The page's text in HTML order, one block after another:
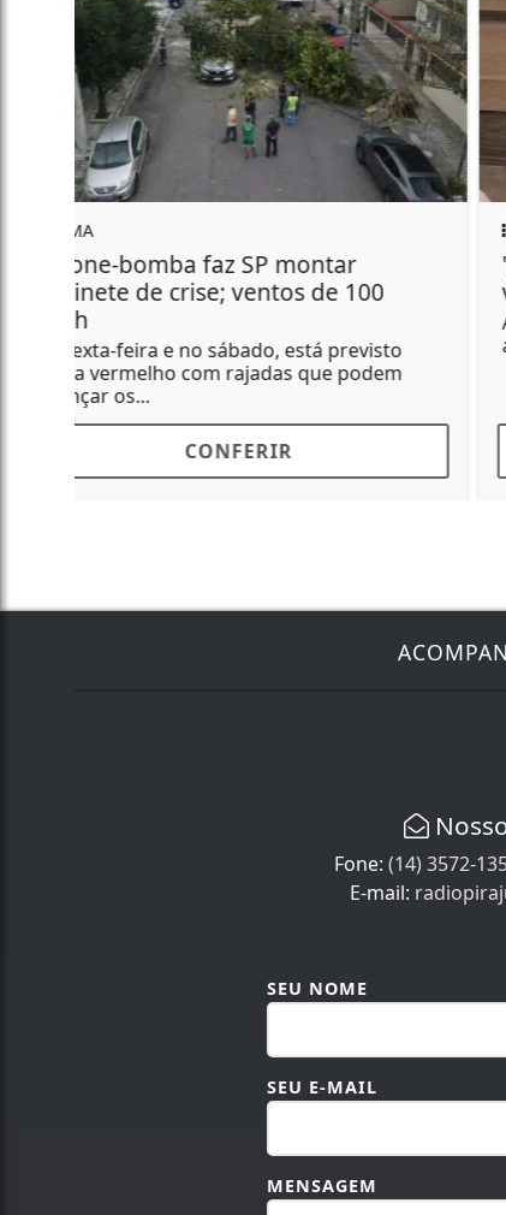
'Por que não volta para o Ceará?', diz
vereadora a colega
A vereadora delegada Tathiana Guzella (PL)
acusada de xenofobia
CONFERIR
Fone:(14) 3572-
E-mail:
SEU NOME
SEU E-MAIL
MENSAGEM